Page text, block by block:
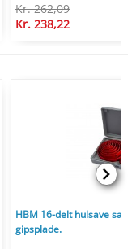
Kr. 262,09
Kr. 238,22
HBM 16-delt hulsave sæt
gipsplade.